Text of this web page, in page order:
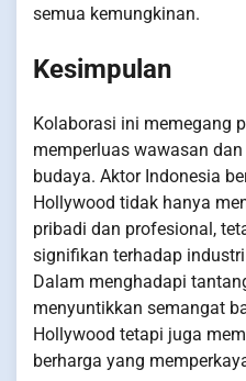
semua kemungkinan.
Kesimpulan
Kolaborasi ini memegang
memperluas wawasan
budaya. Aktor Indonesia
Hollywood tidak hanya
pribadi dan profesional,
signifikan terhadap
Dalam menghadapi
menyuntikkan semangat
Hollywood tetapi juga
berharga yang